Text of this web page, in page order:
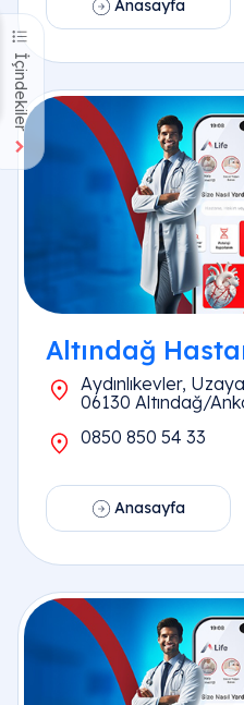
İçindekiler
Anasayfa
Altındağ
Aydınlıkevler,
06130 Altındağ/
0850 850 54 33
Anasayfa